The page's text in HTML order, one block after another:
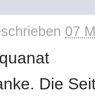
07
Die